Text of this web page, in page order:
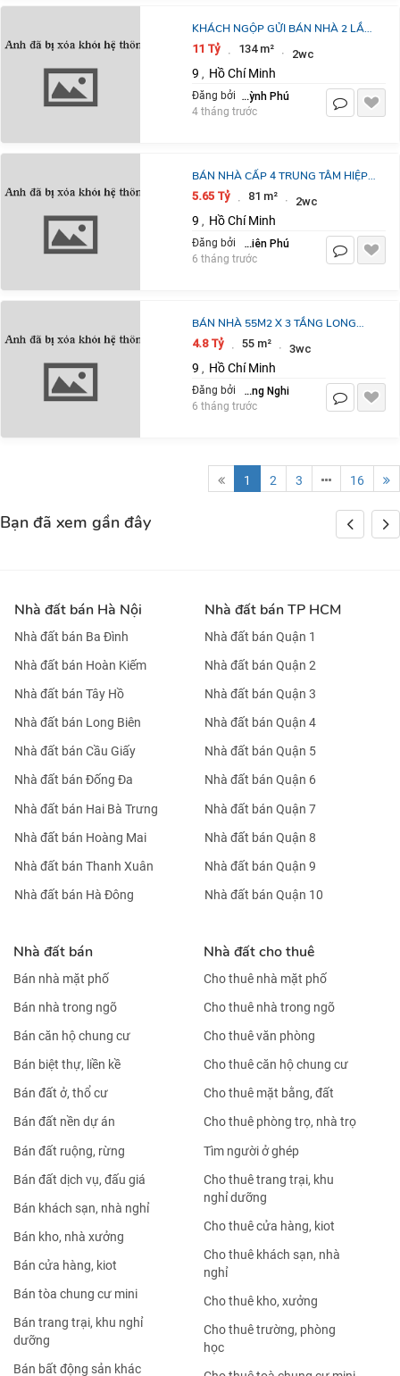
KHÁCH NGỘP GỬI BÁN NHÀ 2 LẦU
MT NGUYỄN XIỂN QUẬN 9, NGANG
7.3M, DT 134.8M2, GIÁ THỎA
THUẬN
11 Tỷ · 134 m² · 2wc
9 , Hồ Chí Minh
Đăng bởi Huỳnh Phú
4 tháng trước
BÁN NHÀ CẤP 4 TRUNG TÂM HIỆP
PHÚ, 81M2. GẦN METRO, VINCOM
LÊ VĂN VIỆT GIÁ NHỈNH 5 TỶ
5.65 Tỷ · 81 m² · 2wc
9 , Hồ Chí Minh
Đăng bởi Chắng Thiên Phú
6 tháng trước
BÁN NHÀ 55M2 X 3 TẦNG LONG
TRƯỜNG ,QUẬN 9 NGANG HIẾM
5.5M , HXH ĐƯỜNG 6M ,GIÁ CHỈ 4
TỶ 800
4.8 Tỷ · 55 m² · 3wc
9 , Hồ Chí Minh
Đăng bởi Nguyễn Hồng Nghi
6 tháng trước
1 2 3 16
Bạn đã xem gần đây
Nhà đất bán Hà Nội
Nhà đất bán Ba Đình
Nhà đất bán Hoàn Kiếm
Nhà đất bán Tây Hồ
Nhà đất bán Long Biên
Nhà đất bán Cầu Giấy
Nhà đất bán Đống Đa
Nhà đất bán Hai Bà Trưng
Nhà đất bán Hoàng Mai
Nhà đất bán Thanh Xuân
Nhà đất bán Hà Đông
Nhà đất bán TP HCM
Nhà đất bán Quận 1
Nhà đất bán Quận 2
Nhà đất bán Quận 3
Nhà đất bán Quận 4
Nhà đất bán Quận 5
Nhà đất bán Quận 6
Nhà đất bán Quận 7
Nhà đất bán Quận 8
Nhà đất bán Quận 9
Nhà đất bán Quận 10
Nhà đất bán
Bán nhà mặt phố
Bán nhà trong ngõ
Bán căn hộ chung cư
Bán biệt thự, liền kề
Bán đất ở, thổ cư
Bán đất nền dự án
Bán đất ruộng, rừng
Bán đất dịch vụ, đấu giá
Bán khách sạn, nhà nghỉ
Bán kho, nhà xưởng
Bán cửa hàng, kiot
Bán tòa chung cư mini
Bán trang trại, khu nghỉ
dưỡng
Bán bất động sản khác
Nhà đất cho thuê
Cho thuê nhà mặt phố
Cho thuê nhà trong ngõ
Cho thuê văn phòng
Cho thuê căn hộ chung cư
Cho thuê mặt bằng, đất
Cho thuê phòng trọ, nhà trọ
Tìm người ở ghép
Cho thuê trang trại, khu
nghỉ dưỡng
Cho thuê cửa hàng, kiot
Cho thuê khách sạn, nhà
nghỉ
Cho thuê kho, xưởng
Cho thuê trường, phòng
học